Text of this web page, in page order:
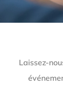
Laissez-